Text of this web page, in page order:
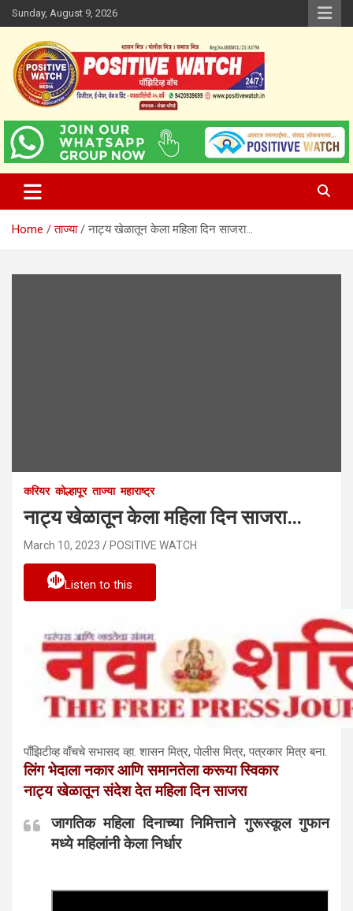
Skip
to
content
Sunday, August 9, 2026
Positive Watch
www.positivewatch.in
Home ताज्या नाट्य खेळातून केला महिला दिन साजरा…
करियर कोल्हापूर ताज्या महाराष्ट्र
नाट्य खेळातून केला महिला दिन साजरा…
March 10, 2023 POSITIVE WATCH
Listen to this
पाँझिटीव्ह वाँचचे सभासद व्हा. शासन मित्र, पाेलीस मित्र, पत्रकार मित्र बना.
लिंग भेदाला नकार आणि समानतेला करूया स्विकार
नाट्य खेळातून संदेश देत महिला दिन साजरा
जागतिक महिला दिनाच्या निमित्ताने गुरूस्कूल गुफान
मध्ये महिलांनी केला निर्धार